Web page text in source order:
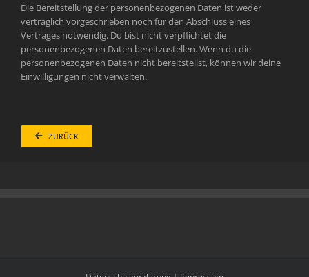
Die Bereitstellung der personenbezogenen Daten ist weder
vertraglich vorgeschrieben noch für den Abschluss eines
Vertrages notwendig. Du bist nicht verpflichtet die
personenbezogenen Daten bereitzustellen. Wenn du die
personenbezogenen Daten nicht bereitstellst, können wir deine
Einwilligungen nicht verwalten.
ZURÜCK